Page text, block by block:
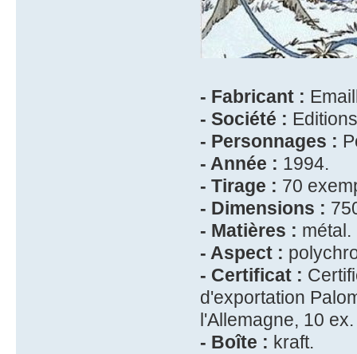
- Fabricant :
- Société :
- Personnages :
- Année : 1994.
- Tirage : 70
- Dimensions :
- Matières : métal.
- Aspect :
- Certificat :
d'exportation
l'Allemagne, 10
- Boîte : kraft.